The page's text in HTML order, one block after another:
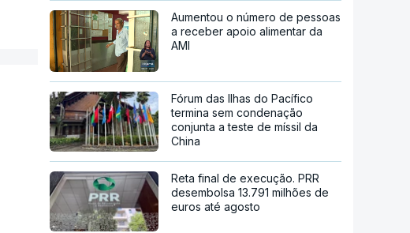
Aumentou o número de pessoas
a receber apoio alimentar da
AMI
Fórum das Ilhas do Pacífico
termina sem condenação
conjunta a teste de míssil da
China
Reta final de execução. PRR
desembolsa 13.791 milhões de
euros até agosto